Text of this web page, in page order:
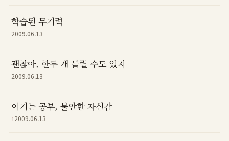
학습된 무기력
2009.06.13
괜찮아, 한두 개 틀릴 수도 있지
2009.06.13
이기는 공부, 불안한 자신감
12009.06.13